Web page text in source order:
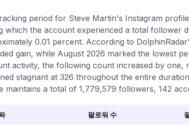
period for Steve Martin's Instagram
which the account experienced a total follower
0.01 percent. According to
gain, while August 2026 marked the lowest
activity, the following count increased by
stagnant at 326 throughout the entire
maintains a total of 1,779,579 followers, 142
팔로워 수